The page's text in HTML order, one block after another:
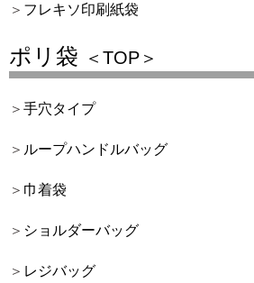
フレキソ印刷紙袋
ポリ袋 ＜TOP＞
手穴タイプ
ループハンドルバッグ
巾着袋
ショルダーバッグ
レジバッグ